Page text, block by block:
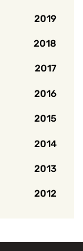
2019
2018
2017
2016
2015
2014
2013
2012